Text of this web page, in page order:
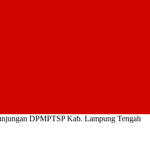
DPMPTSP Kab. Lampung Tengah